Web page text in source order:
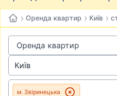
› Оренда квартир › Київ ›
м. Звіринецька